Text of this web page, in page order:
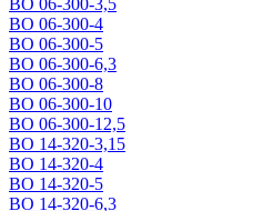
ВО 06-300-3,5
ВО 06-300-4
ВО 06-300-5
ВО 06-300-6,3
ВО 06-300-8
ВО 06-300-10
ВО 06-300-12,5
ВО 14-320-3,15
ВО 14-320-4
ВО 14-320-5
ВО 14-320-6,3